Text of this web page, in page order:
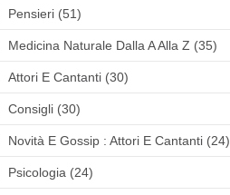
Pensieri (51)
Medicina Naturale Dalla A Alla Z (35)
Attori E Cantanti (30)
Consigli (30)
Novità E Gossip : Attori E Cantanti (24)
Psicologia (24)